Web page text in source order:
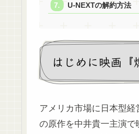
U-NEXTの解約方法
はじめに映画『
アメリカ市場に日本型
の原作を中井貴一主演